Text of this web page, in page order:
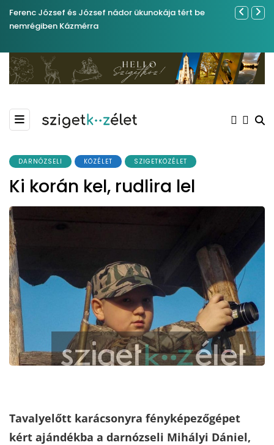
Ferenc József és József nádor ükunokája tért be
nemrégiben Kázmérra
Év
DARNÓZSELI KÖZÉLET SZIGETKÖZÉLET
Ki korán kel, rudlira lel
Tavalyelőtt karácsonyra fényképezőgépet
kért ajándékba a darnózseli Mihályi Dániel,